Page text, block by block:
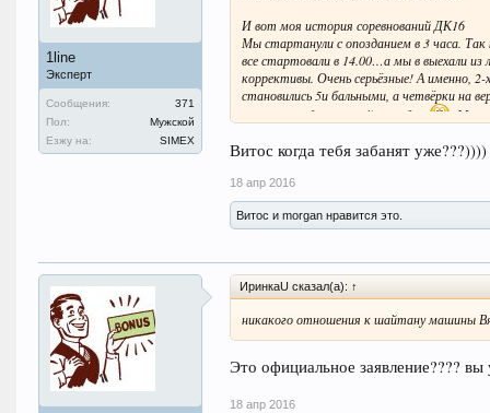
1line
Эксперт
Сообщения:
371
Пол:
Мужской
Езжу на:
SIMEX
И вот моя история соревнований ДК16
Мы стартанули с опозданием в 3 часа.
все стартовали в 14.00…а мы в выехали из
коррективы. Очень серьёзные! А именно,
становились 5и бальными, а четвёрки
га уровня воды котрый там был
. Мы
проехали до 01:00 ночи. И нами было
нами 7и бальные… Застряла моя машина
застряла на подьезде ко мне, что
было просто ходить.... Водитель
чудо!!! Я был счастливее всех в тот
(Калашникову Вячеславу) за помощь
не тут то было. Объезжая "ступеньки"
толкать и хайджек. Спустя 40 мин Славик
стал на два колеса и от удара раззулся
потные грязные уставшие и голодные ни
Витос когда тебя забанят
18 апр 2016
Витос и morgan нравится это.
ИринкаU сказал(а): ↑
никакого отношения к шайтану машины
Это официальное заявление???? вы
18 апр 2016